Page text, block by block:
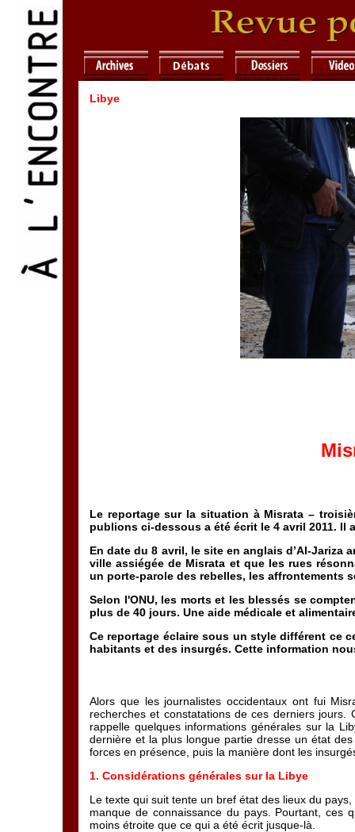
Libye
Le reportage sur la situation à Misrata –
publions ci-dessous a été écrit le 4 avril 2011. Il
En date du 8 avril, le site en anglais d’Al-
ville assiégée de Misrata et que les rues
un porte-parole des rebelles, les affrontements
Selon l'ONU, les morts et les blessés se
plus de 40 jours. Une aide médicale et
Ce reportage éclaire sous un style différent ce
habitants et des insurgés. Cette information
Alors que les journalistes occidentaux ont fui
recherches et constatations de ces derniers jours.
rappelle quelques informations générales sur la
dernière et la plus longue partie dresse un état
forces en présence, puis la manière dont les
1. Considérations générales sur la Libye
Le texte qui suit tente un bref état des lieux du
manque de connaissance du pays. Pourtant, ces
moins étroite que ce qui a été écrit jusque-là.